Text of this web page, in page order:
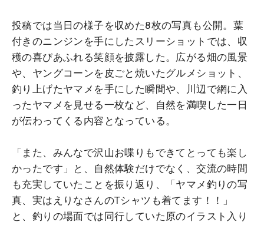
投稿では当日の様子を収めた8枚の写真も公開。葉
付きのニンジンを手にしたスリーショットでは、収
穫の喜びあふれる笑顔を披露した。広がる畑の風景
や、ヤングコーンを皮ごと焼いたグルメショット、
釣り上げたヤマメを手にした瞬間や、川辺で網に入
ったヤマメを見せる一枚など、自然を満喫した一日
が伝わってくる内容となっている。
「また、みんなで沢山お喋りもできてとっても楽し
かったです」と、自然体験だけでなく、交流の時間
も充実していたことを振り返り、「ヤマメ釣りの写
真、実はえりなさんのTシャツも着てます！！」
と、釣りの場面では同行していた原のイラスト入り